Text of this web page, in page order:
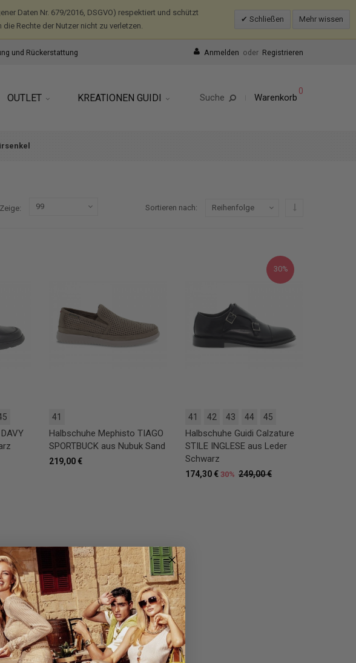
Daten Nr. 679/2016, DSGVO) respektiert und schützt
Rechte der Nutzer nicht zu verletzen.
Schließen Mehr wissen
und Rückerstattung Anmelden oder Registrieren
OUTLET KREATIONEN GUIDI Suche Warenkorb
0
Zeige Sortieren nach
41
Halbschuhe Mephisto TIAGO
SPORTBUCK aus Nubuk Sand
219,00 €
30%
41 42 43 44 45
Halbschuhe Guidi Calzature
STILE INGLESE aus Leder
Schwarz
249,00 €
174,30 € 30%